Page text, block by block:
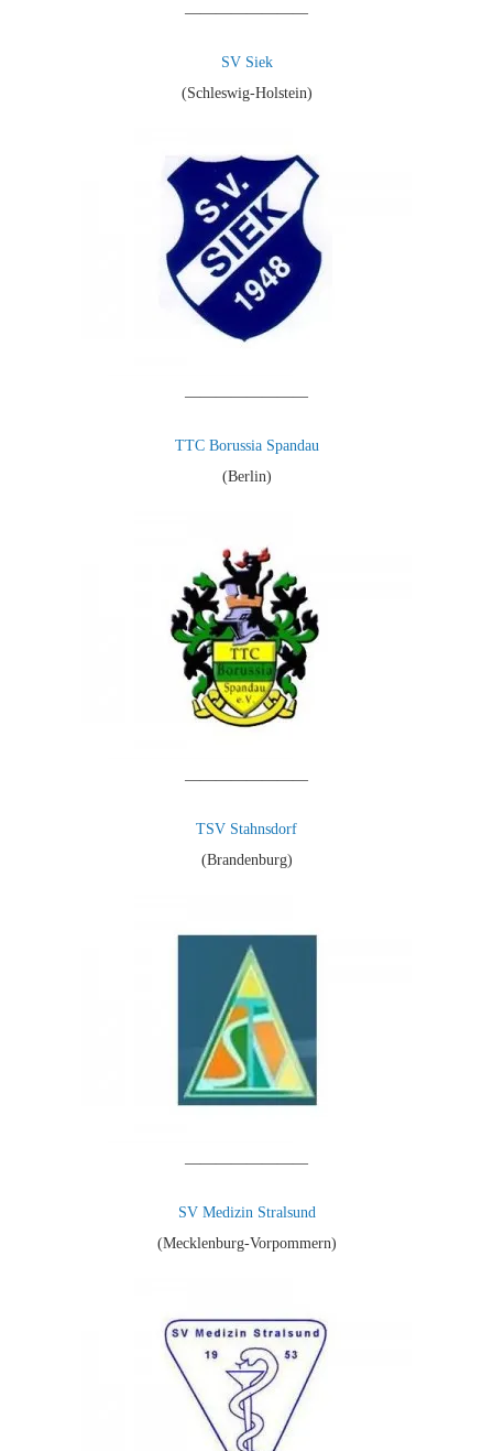
————————
SV Siek
(Schleswig-Holstein)
————————
TTC Borussia Spandau
(Berlin)
————————
TSV Stahnsdorf
(Brandenburg)
————————
SV Medizin Stralsund
(Mecklenburg-Vorpommern)